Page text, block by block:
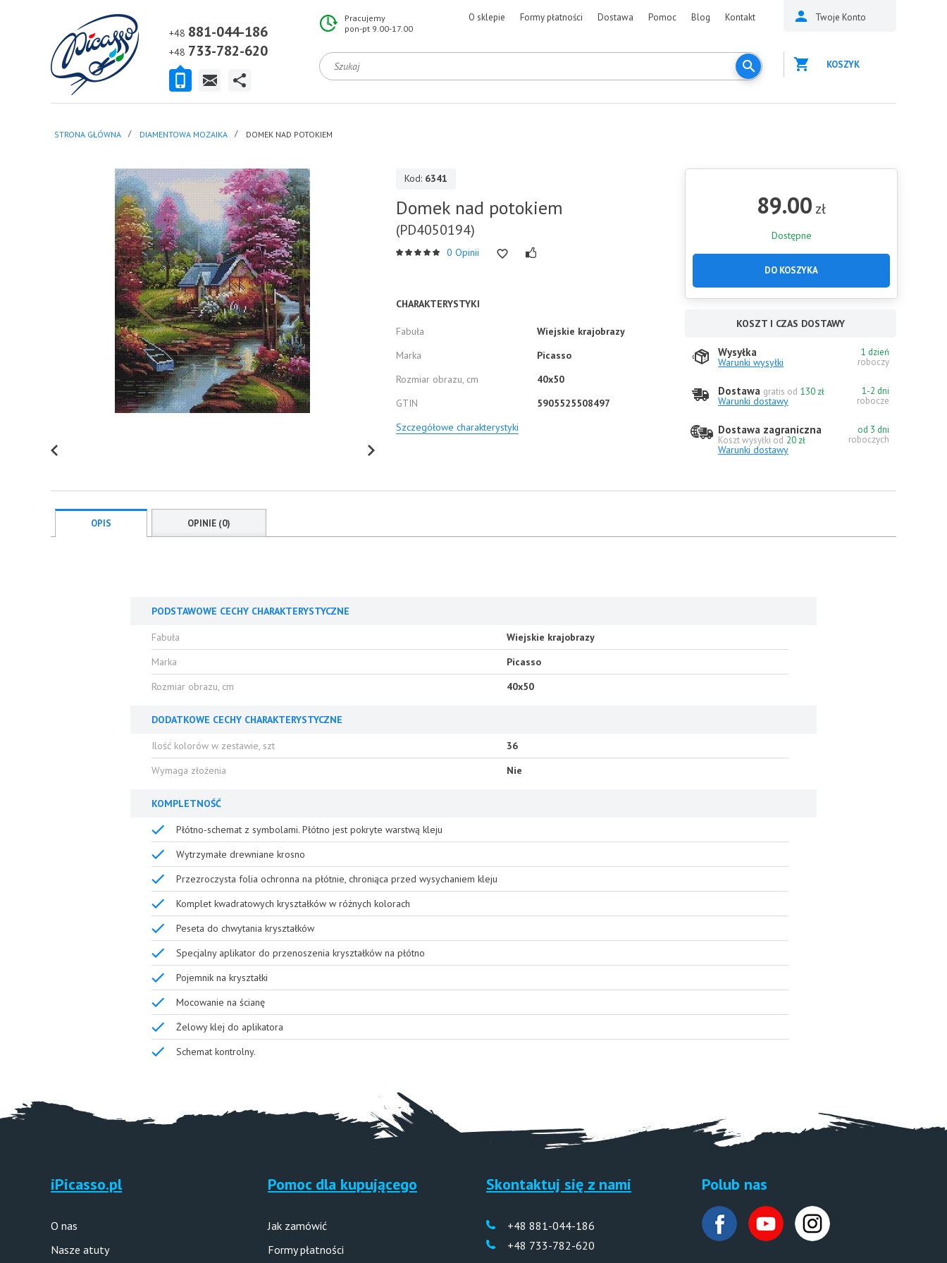
+48 881-044-186
+48 733-782-620
Pracujemy
pon-pt 9.00-17.00
O sklepie Formy płatności Dostawa Pomoc Blog Kontakt Twoje Konto
KOSZYK
STRONA GŁÓWNA DIAMENTOWA MOZAIKA DOMEK NAD POTOKIEM
Kod: 6341
Domek nad potokiem
(PD4050194)
0 Opinii
CHARAKTERYSTYKI
Fabuła
Wiejskie krajobrazy
Marka
Picasso
Rozmiar obrazu, cm
40x50
GTIN
5905525508497
Szczegółowe charakterystyki
89.00 zł
Dostępne
DO KOSZYKA
KOSZT I CZAS DOSTAWY
Wysyłka
Warunki wysyłki
1 dzień
roboczy
Dostawa gratis od 130 zł
Warunki dostawy
1-2 dni
robocze
Dostawa zagraniczna
Koszt wysyłki od 20 zł
Warunki dostawy
od 3 dni
roboczych
OPIS OPINIE (0)
PODSTAWOWE CECHY CHARAKTERYSTYCZNE
Fabuła
Wiejskie krajobrazy
Marka
Picasso
Rozmiar obrazu, cm
40x50
DODATKOWE CECHY CHARAKTERYSTYCZNE
Ilość kolorów w zestawie, szt
36
Wymaga złożenia
Nie
KOMPLETNOŚĆ
Płótno-schemat z symbolami. Płótno jest pokryte warstwą kleju
Wytrzymałe drewniane krosno
Przezroczysta folia ochronna na płótnie, chroniąca przed wysychaniem kleju
Komplet kwadratowych kryształków w różnych kolorach
Peseta do chwytania kryształków
Specjalny aplikator do przenoszenia kryształków na płótno
Pojemnik na kryształki
Mocowanie na ścianę
Żelowy klej do aplikatora
Schemat kontrolny.
iPicasso.pl
O nas
Nasze atuty
Pomoc dla kupującego
Jak zamówić
Formy płatności
Skontaktuj się z nami
+48 881-044-186
+48 733-782-620
Polub nas